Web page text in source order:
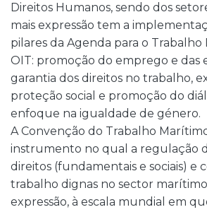
Direitos Humanos, sendo dos
mais expressão tem a
pilares da Agenda para o Trabalho
OIT: promoção do emprego e das
garantia dos direitos no trabalho,
proteção social e promoção do
enfoque na igualdade de género.
A Convenção do Trabalho
instrumento no qual a regulação
direitos (fundamentais e sociais) e
trabalho dignas no sector
expressão, à escala mundial em